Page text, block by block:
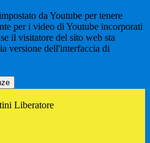
da Youtube per tenere
per i video di Youtube incorporati
il visitatore del sito web sta
versione dell'interfaccia di
Liberatore